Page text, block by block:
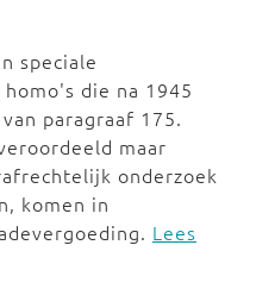
speciale
die na 1945
paragraaf 175.
maar
onderzoek
komen in
Lees